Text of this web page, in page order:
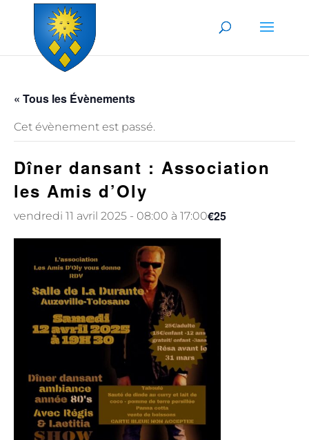
Skip to content
« Tous les Évènements
Cet évènement est passé.
Dîner dansant : Association
les Amis d’Oly
vendredi 11 avril 2025 - 08:00 à 17:00€25